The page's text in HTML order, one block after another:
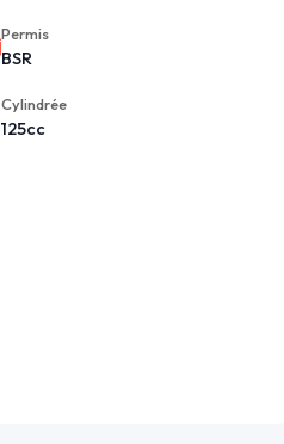
Permis
BSR
Cylindrée
125cc